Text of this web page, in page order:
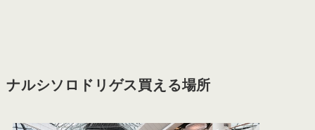
ナルシソロドリゲス買える場所